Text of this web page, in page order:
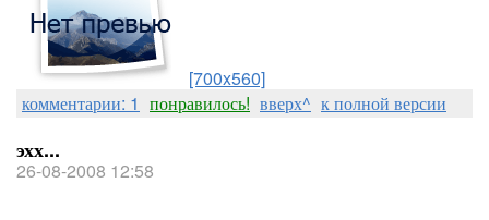
[700x560]
комментарии: 1 понравилось! вверх^ к полной версии
эхх...
26-08-2008 12:58